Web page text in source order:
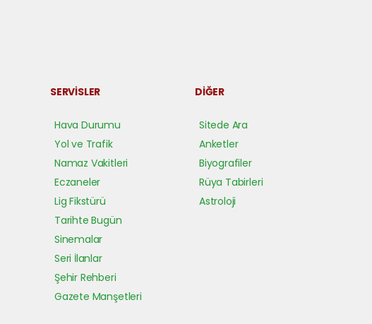
SERVİSLER
Hava Durumu
Yol ve Trafik
Namaz Vakitleri
Eczaneler
Lig Fikstürü
Tarihte Bugün
Sinemalar
Seri İlanlar
Şehir Rehberi
Gazete Manşetleri
DİĞER
Sitede Ara
Anketler
Biyografiler
Rüya Tabirleri
Astroloji